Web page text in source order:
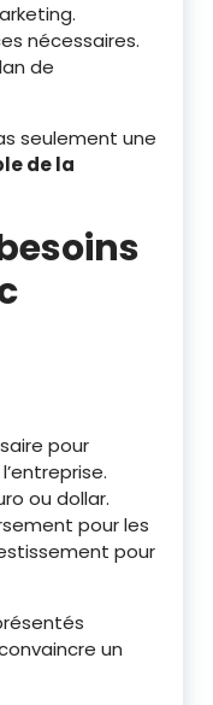
nécessaires.
de
seulement une
de la
pour
ou dollar.
pour les
pour
un